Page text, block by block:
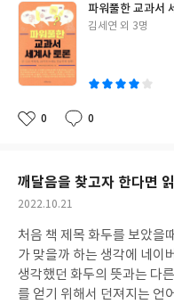
실이 어떤 우주에서 볼때는 대단할 수도
는 자신들과는 수준이 차이가 날수도 있다..
인류는 다른 우주에서 보는
각이 든다 그리고 아마도 우주 어느곳에 지구와 비슷한 행성이 존재
하면 문명과 인류가 존재할수도 있다고
못하고 찾지 못했을 뿐이라고 생각한다. 우주에
현실 세상을 살아가는데는 어려움
다는 이론이 있으니까.. 아무튼 이 책 덕분에 우주에 대한 어렵다는
틀에박힌 사고방식을 조금 무너트
송해 하던 사실들을 확실하
책이 조금 두껍지만 그래도
큰 부담이 안 될거라고 생각한다. 사고의 영역을 더욱 넓히는
도움이 될거라고 생각하고
아야 했기 때문이었다. 하지만 이 책을 읽으면서 제일 먼저 머리속에
들었던 생각은 학교 다니던 시절
어 않았다는 것이다. 책을 읽으면서 답답함이나 지루함.. 잠과의 싸
움을 느낄정도의 피곤함도 없었다.. 쉽고 재밌고.. 그리
세, 르네상스, 근대, 현대까
났던 일에 대한 이야기를 재미있게 그려 나갔기 때문에 읽으면서 어
가 이 책을 더욱더 특별한 책으로 만드는 것도 한몫을 했다고 생각한
다. 그냥 재미있게 읽어버림으로서 내용을 흘려 버릴수 있는 것을 재
차 확인으로 물어 보는듯한 질문코너가
용을 되집어 볼수 있어서 더욱더 좋았
면서 역사에 대해서 너무 자세하게
음 때문에 우리가 과거의 역
간이 아무리 흐른다고 해도 변하지
파워풀한 교과서
글
김세연 외 3명
좋
0
댓
0
작
깨달음을 찾고자 한다면
작
일
2022.10.21
처음 책 제목 화두를 보았을
가 맞을까 하는 생각에 네이버 사
생각했던 화두의 뜻과는 다
를 얻기 위해서 던져지는 언어의 한 형태 라고